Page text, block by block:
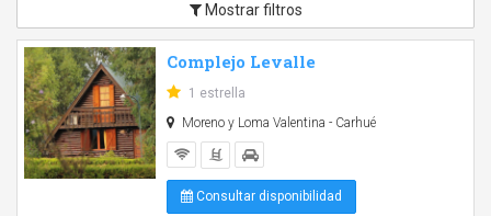
Mostrar filtros
Complejo Levalle
1 estrella
Moreno y Loma Valentina - Carhué
Consultar disponibilidad